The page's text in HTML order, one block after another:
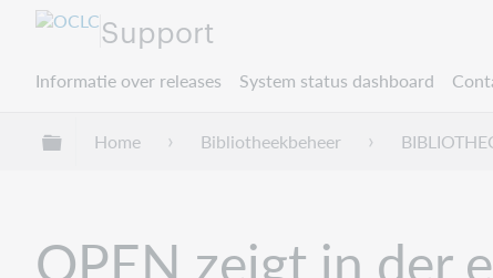
Support
Informatie over releases System status dashboard
Mondiale hiërarchie uitvouwen /
Home Bibliotheekbeheer
OPEN zeigt in der